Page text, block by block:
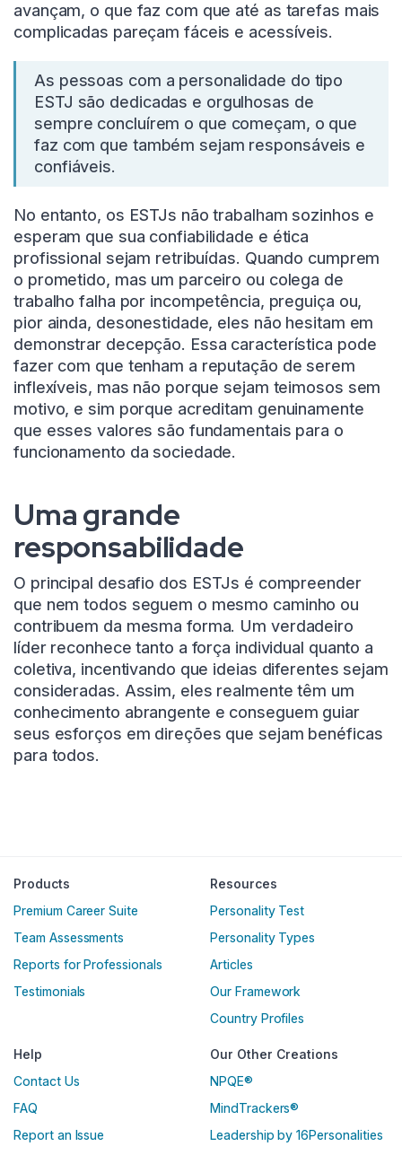
avançam, o que faz com que até as tarefas mais
complicadas pareçam fáceis e acessíveis.
As pessoas com a personalidade do tipo
ESTJ são dedicadas e orgulhosas de
sempre concluírem o que começam, o que
faz com que também sejam responsáveis e
confiáveis.
No entanto, os ESTJs não trabalham sozinhos e
esperam que sua confiabilidade e ética
profissional sejam retribuídas. Quando cumprem
o prometido, mas um parceiro ou colega de
trabalho falha por incompetência, preguiça ou,
pior ainda, desonestidade, eles não hesitam em
demonstrar decepção. Essa característica pode
fazer com que tenham a reputação de serem
inflexíveis, mas não porque sejam teimosos sem
motivo, e sim porque acreditam genuinamente
que esses valores são fundamentais para o
funcionamento da sociedade.
Uma grande
responsabilidade
O principal desafio dos ESTJs é compreender
que nem todos seguem o mesmo caminho ou
contribuem da mesma forma. Um verdadeiro
líder reconhece tanto a força individual quanto a
coletiva, incentivando que ideias diferentes sejam
consideradas. Assim, eles realmente têm um
conhecimento abrangente e conseguem guiar
seus esforços em direções que sejam benéficas
para todos.
Products
Premium Career Suite
Team Assessments
Reports for Professionals
Testimonials
Resources
Personality Test
Personality Types
Articles
Our Framework
Country Profiles
Help
Contact Us
FAQ
Report an Issue
Our Other Creations
NPQE®
MindTrackers®
Leadership by 16Personalities